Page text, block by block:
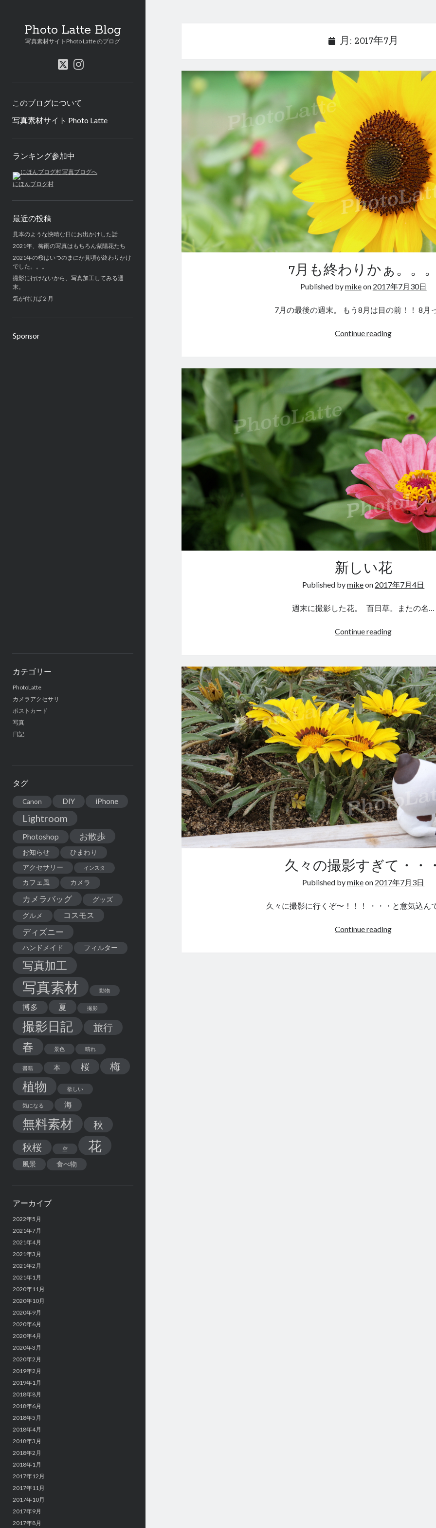
Photo Latte Blog
写真素材サイトPhoto Latte のブログ
twitterinstagram
このブログについて
写真素材サイト Photo Latte
ランキング参加中
にほんブログ村
最近の投稿
見本のような快晴な日にお出かけした話
2021年、梅雨の写真はもちろん紫陽花たち
2021年の桜はいつのまにか見頃が終わりかけ
でした。。。
撮影に行けないから、写真加工してみる週
末。
気が付けば２月
Sponsor
カテゴリー
PhotoLatte
カメラアクセサリ
ポストカード
写真
日記
タグ
Canon DIY iPhone
Lightroom
Photoshop お散歩
お知らせ
ひまわり
アクセサリー
インスタ
カフェ風 カメラ
カメラバッグ グッズ
グルメ コスモス
ディズニー
ハンドメイド フィルター
写真加工
写真素材 動物
博多 夏 撮影
撮影日記 旅行
春 景色 晴れ
書籍 本 桜 梅
植物 欲しい
気になる 海
無料素材 秋
秋桜 空 花
風景 食べ物
アーカイブ
2022年5月
2021年7月
2021年4月
2021年3月
2021年2月
2021年1月
2020年11月
2020年10月
2020年9月
2020年6月
2020年4月
2020年3月
2020年2月
2019年2月
2019年1月
2018年8月
2018年6月
2018年5月
2018年4月
2018年3月
2018年2月
2018年1月
2017年12月
2017年11月
2017年10月
2017年9月
2017年8月
月: 2017年7月
7月も終わりかぁ。。
Published bymikeon 2017年7月30日
7月の最後の週末。 もう8月は目の前！！ 8月
Continue reading7
終
わ
り
ぁ。。。
新しい花
Published bymikeon 2017年7月4日
週末に撮影した花。 百日草。またの名…
Continue reading新
花
久々の撮影すぎて・・
Published bymikeon 2017年7月3日
久々に撮影に行くぞ〜！！！ ・・・と意気込ん
Continue reading久々